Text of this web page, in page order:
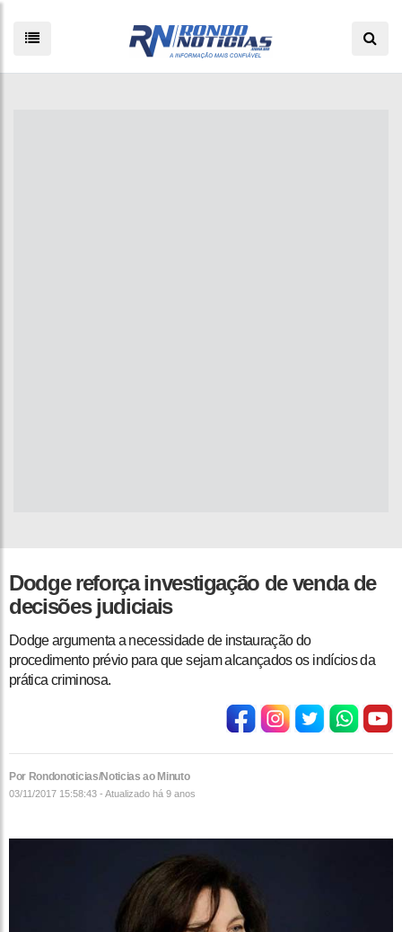
​Dodge reforça investigação de venda de
decisões judiciais
Dodge argumenta a necessidade de instauração do
procedimento prévio para que sejam alcançados os indícios da
prática criminosa.
Por Rondonoticias/Noticias ao Minuto
03/11/2017 15:58:43 - Atualizado há 9 anos